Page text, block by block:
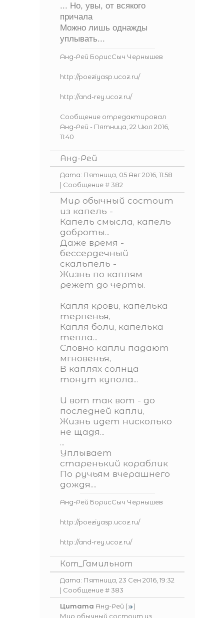
... Но, увы, от всякого
причала
Можно лишь однажды
уплывать...
Анд-Рей БорисСыч Чернышев
http://poeziyasp.ucoz.ru/
http://and-rey.ucoz.ru/
Сообщение отредактировал
Анд-Рей - Пятница, 22 Июл 2016,
11:40
Анд-Рей
Дата: Пятница, 05 Авг 2016, 11:58
| Сообщение #382
Мир обычный состоит
из капель -
Капель смысла, капель
доброты...
Даже время -
бессердечный
скальпель -
Жизнь по каплям
режет до черты.
Капля крови, капелька
терпенья,
Капля боли, капелька
тепла...
Словно капли падают
мгновенья,
В каплях солнца
тонут купола...
И вот так вот - до
последней капли,
Жизнь идет нисколько
не щадя...
...
Уплывает
старенький кораблик
По ручьям вчерашнего
дождя....
Анд-Рей БорисСыч Чернышев
http://poeziyasp.ucoz.ru/
http://and-rey.ucoz.ru/
Кот_Гамильнот
Дата: Пятница, 23 Сен 2016, 19:32
| Сообщение #383
Цитата Анд-Рей (
)
Мир обычный состоит из